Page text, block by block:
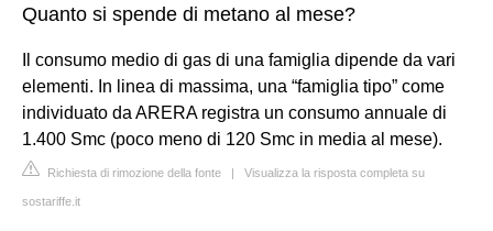
Quanto si spende di metano al mese?
Il consumo medio di gas di una famiglia dipende da vari
elementi. In linea di massima, una “famiglia tipo” come
individuato da ARERA registra un consumo annuale di
1.400 Smc (poco meno di 120 Smc in media al mese).
Richiesta di rimozione della fonte Visualizza la risposta completa su
sostariffe.it